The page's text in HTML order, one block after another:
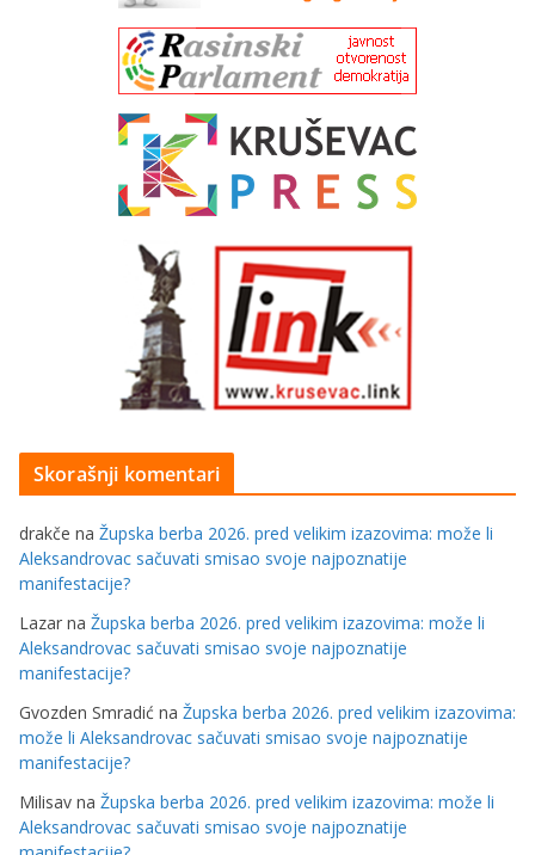
Skorašnji komentari
drakče na Župska berba 2026. pred velikim izazovima: može li
Aleksandrovac sačuvati smisao svoje najpoznatije
manifestacije?
Lazar na Župska berba 2026. pred velikim izazovima: može li
Aleksandrovac sačuvati smisao svoje najpoznatije
manifestacije?
Gvozden Smradić na Župska berba 2026. pred velikim izazovima:
može li Aleksandrovac sačuvati smisao svoje najpoznatije
manifestacije?
Milisav na Župska berba 2026. pred velikim izazovima: može li
Aleksandrovac sačuvati smisao svoje najpoznatije